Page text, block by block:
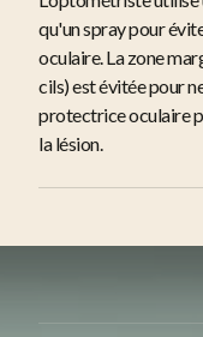
qu'un spray pour
oculaire. La zone
cils) est évitée pour
protectrice oculaire
la lésion.